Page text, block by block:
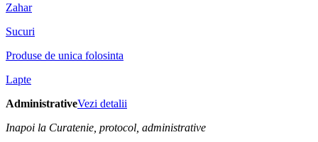
Zahar
Sucuri
Produse de unica folosinta
Lapte
AdministrativeVezi detalii
Inapoi la Curatenie, protocol, administrative